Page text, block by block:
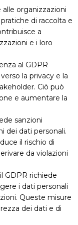
organizzazioni
di raccolta e
a
e i loro
al GDPR
la privacy e la
Ciò può
e aumentare la
sanzioni
dei dati personali.
il rischio di
da violazioni
GDPR richiede
i dati personali
Queste misure
dei dati e di